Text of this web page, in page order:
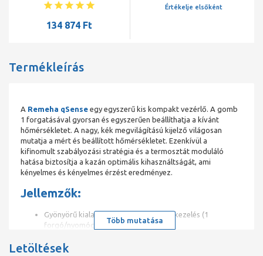
134 874 Ft
Értékelje elsőként
Termékleírás
A Remeha qSense egy egyszerű kis kompakt vezérlő. A gomb
1 forgatásával gyorsan és egyszerűen beállíthatja a kívánt
hőmérsékletet. A nagy, kék megvilágítású kijelző világosan
mutatja a mért és beállított hőmérsékletet. Ezenkívül a
kifinomult szabályozási stratégia és a termosztát moduláló
hatása biztosítja a kazán optimális kihasználtságát, ami
kényelmes és kényelmes érzést eredményez.
Jellemzők:
Gyönyörű kialakítás, egyszerű, intuitív kezelés (1
forgó/nyomógomb)
felhasználói kézikönyv
Több mutatása
Letöltések